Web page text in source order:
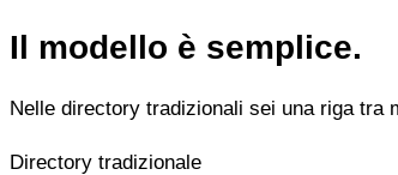
Il modello è semplice.
Nelle directory tradizionali sei una riga tra
Directory tradizionale